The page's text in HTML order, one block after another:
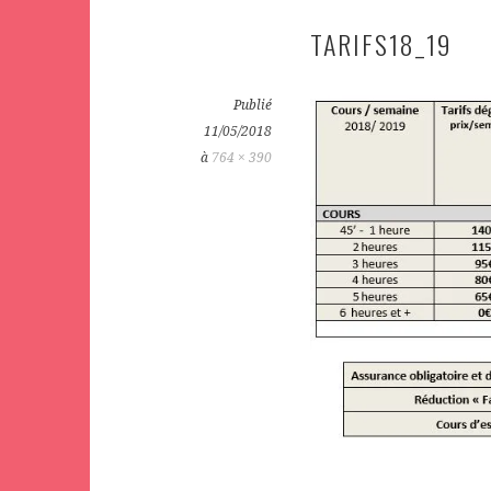
TARIFS18_19
Publié
11/05/2018
à 764 × 390